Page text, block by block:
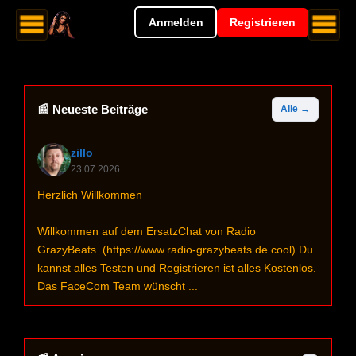
Anmelden Registrieren
📰 Neueste Beiträge Alle →
zillo
23.07.2026
Herzlich Willkommen
Willkommen auf dem ErsatzChat von Radio
GrazyBeats. (https://www.radio-grazybeats.de.cool) Du
kannst alles Testen und Registrieren ist alles Kostenlos.
Das FaceCom Team wünscht ...